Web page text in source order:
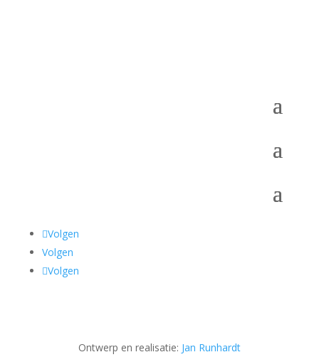
Volgen
Volgen
Volgen
Ontwerp en realisatie: Jan Runhardt